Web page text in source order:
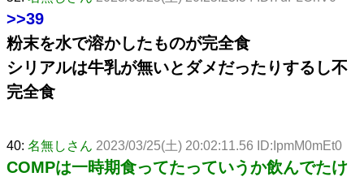
>>39
粉末を水で溶かしたものが完全食
シリアルは牛乳が無いとダメだったりするし不
完全食
40: 名無しさん 2023/03/25(土) 20:02:11.56 ID:IpmM0mEt0
COMPは一時期食ってたっていうか飲んでたけ